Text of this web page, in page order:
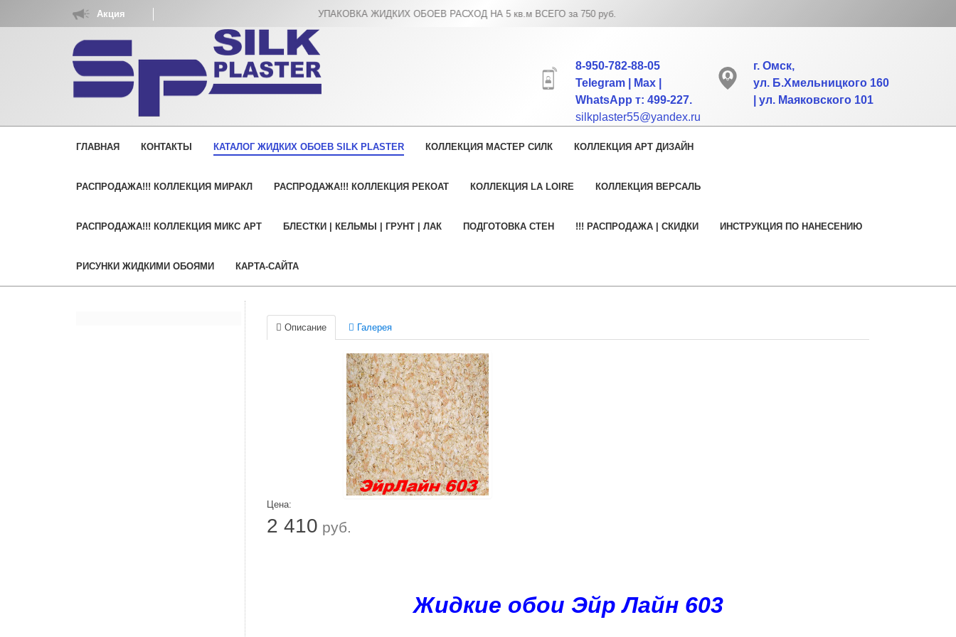
Акция УПАКОВКА ЖИДКИХ ОБОЕВ РАСХОД НА 5 кв.м ВСЕГО за 750 руб.
г. Омск,
ул. Б.Хмельницкого 160
| ул. Маяковского 101
8-950-782-88-05
Telegram | Max |
WhatsApp т: 499-227.
silkplaster55@yandex.ru
ГЛАВНАЯ КОНТАКТЫ КАТАЛОГ ЖИДКИХ ОБОЕВ SILK PLASTER КОЛЛЕКЦИЯ МАСТЕР СИЛК КОЛЛЕКЦИЯ АРТ ДИЗАЙН
РАСПРОДАЖА!!! КОЛЛЕКЦИЯ МИРАКЛ РАСПРОДАЖА!!! КОЛЛЕКЦИЯ РЕКОАТ КОЛЛЕКЦИЯ LA LOIRE КОЛЛЕКЦИЯ ВЕРСАЛЬ
РАСПРОДАЖА!!! КОЛЛЕКЦИЯ МИКС АРТ БЛЕСТКИ | КЕЛЬМЫ | ГРУНТ | ЛАК ПОДГОТОВКА СТЕН !!! РАСПРОДАЖА | СКИДКИ ИНСТРУКЦИЯ ПО НАНЕСЕНИЮ
РИСУНКИ ЖИДКИМИ ОБОЯМИ КАРТА-САЙТА
Описание Галерея
Цена:
2 410 руб.
Жидкие обои Эйр Лайн 603